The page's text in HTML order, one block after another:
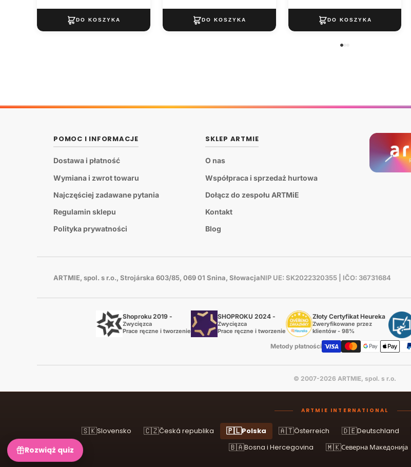
POMOC I INFORMACJE
Dostawa i płatność
Wymiana i zwrot towaru
Najczęściej zadawane pytania
Regulamin sklepu
Polityka prywatności
SKLEP ARTMIE
O nas
Współpraca i sprzedaż hurtowa
Dołącz do zespołu ARTMiE
Kontakt
Blog
ARTMIE, spol. s r.o., Strojárska 603/85, 069 01 Snina, SłowacjaNIP UE: SK2022320355 | IČO: 36731684
Shoproku 2019 -
Zwycięzca
Prace ręczne i tworzenie
SHOPROKU 2024 -
Zwycięzca
Prace ręczne i tworzenie
Złoty Certyfikat Heureka
Zweryfikowane przez
klientów - 98%
Metody płatności
© 2007-2026 ARTMIE, spol. s r.o.
ARTMIE INTERNATIONAL
🇸🇰Slovensko 🇨🇿Česká republika 🇵🇱Polska 🇦🇹Österreich 🇩🇪Deutschland
🇧🇦Bosna i Hercegovina 🇲🇰Северна Македонија
Rozwiąż quiz